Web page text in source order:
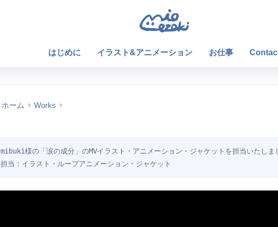
はじめに イラスト&アニメーション お仕事
ホーム Works
mibuki様の「涙の成分」のMVイラスト・アニメーション・ジャケットを担当いたしま
担当：イラスト・ループアニメーション・ジャケット